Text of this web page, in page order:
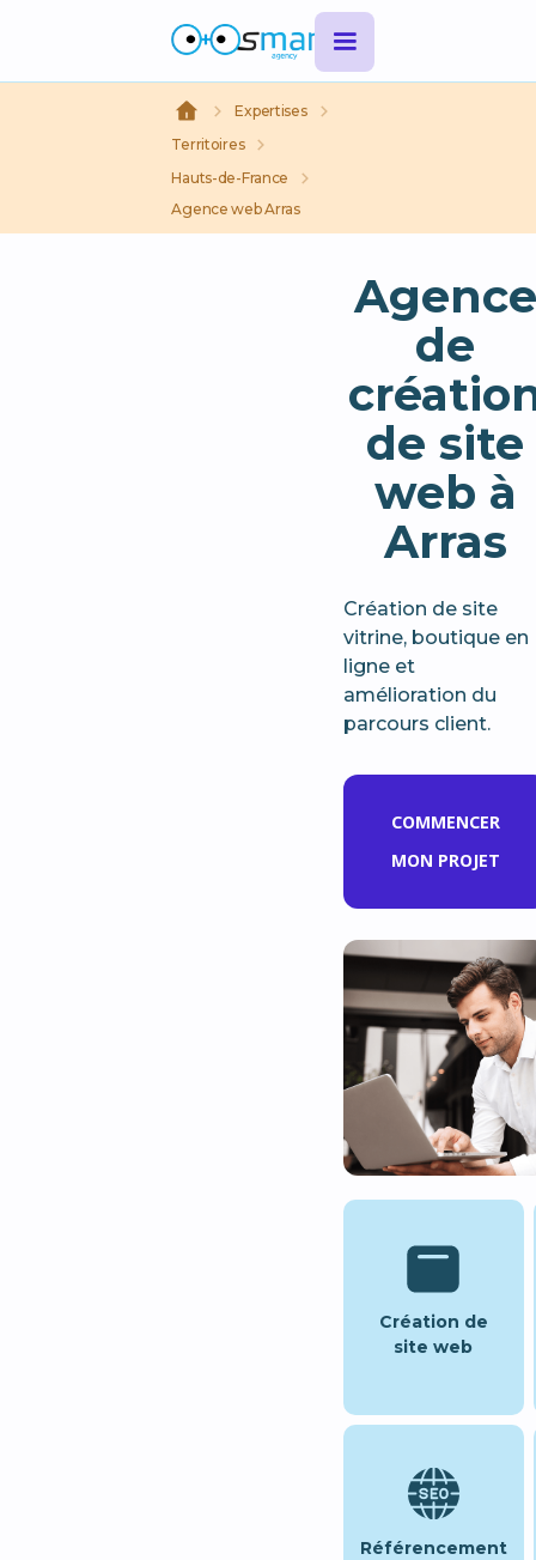
Expertises
Territoires
Hauts-de-France
Agence web Arras
Agence
de
de site
web à
Arras
Création de site
vitrine, boutique en
ligne et
amélioration du
parcours client.
COMMENCER
MON PROJET
Création de
site web
Référencement